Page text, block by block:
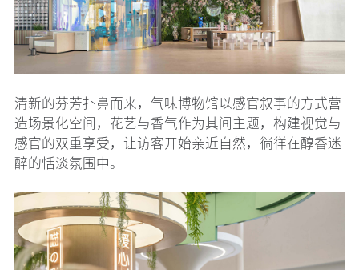
清新的芬芳扑鼻而来，气味博物馆以感官叙事的方式营
造场景化空间，花艺与香气作为其间主题，构建视觉与
感官的双重享受，让访客开始亲近自然，徜徉在醇香迷
醉的恬淡氛围中。